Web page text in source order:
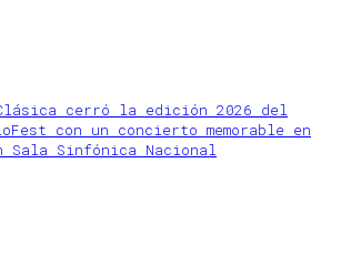
cerró la edición 2026 del
con un concierto memorable en
Sala Sinfónica Nacional